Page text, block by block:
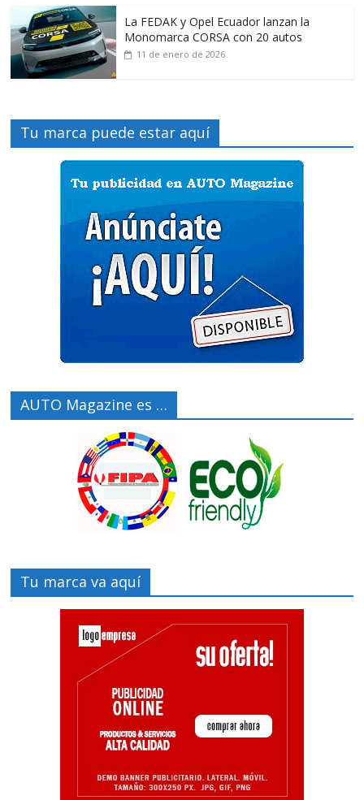
La FEDAK y Opel Ecuador lanzan la
Monomarca CORSA con 20 autos
11 de enero de 2026
Tu marca puede estar aquí
AUTO Magazine es …
Tu marca va aquí